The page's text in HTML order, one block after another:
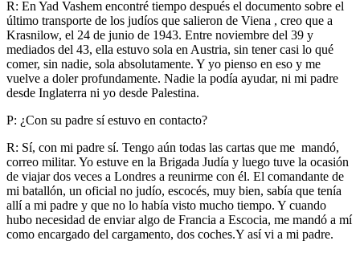
R: En Yad Vashem encontré tiempo después el documento sobre el
último transporte de los judíos que salieron de Viena , creo que a
Krasnilow, el 24 de junio de 1943. Entre noviembre del 39 y
mediados del 43, ella estuvo sola en Austria, sin tener casi lo qué
comer, sin nadie, sola absolutamente. Y yo pienso en eso y me
vuelve a doler profundamente. Nadie la podía ayudar, ni mi padre
desde Inglaterra ni yo desde Palestina.
P: ¿Con su padre sí estuvo en contacto?
R: Sí, con mi padre sí. Tengo aún todas las cartas que me mandó,
correo militar. Yo estuve en la Brigada Judía y luego tuve la ocasión
de viajar dos veces a Londres a reunirme con él. El comandante de
mi batallón, un oficial no judío, escocés, muy bien, sabía que tenía
allí a mi padre y que no lo había visto mucho tiempo. Y cuando
hubo necesidad de enviar algo de Francia a Escocia, me mandó a mí
como encargado del cargamento, dos coches.Y así vi a mi padre.